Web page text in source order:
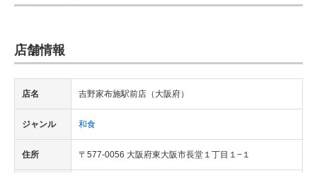
店舗情報
店名 吉野家布施駅前店（大阪府）
ジャンル 和食
住所 〒577-0056 大阪府東大阪市長堂１丁目１−１